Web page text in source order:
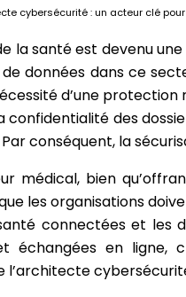
cybersécurité : un acteur clé
la santé est devenu
données dans ce
d’une
des
conséquent, la
médical, bien
les organisations
connectées et les
échangées en
l’architecte